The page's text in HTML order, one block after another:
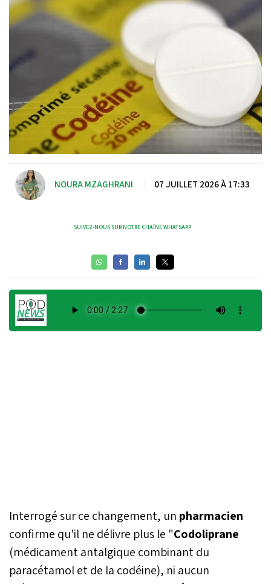
NOURA MZAGHRANI 07 JUILLET 2026 À 17:33
SUIVEZ-NOUS SUR NOTRE CHAÎNE WHATSAPP
Interrogé sur ce changement, un pharmacien
confirme qu'il ne délivre plus le "Codoliprane
(médicament antalgique combinant du
paracétamol et de la codéine), ni aucun